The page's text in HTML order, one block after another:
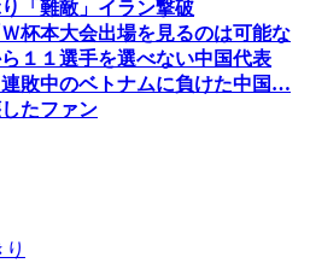
「難敵」イラン撃破
杯本大会出場を見るのは可能な
１１選手を選べない中国代表
敗中のベトナムに負けた中国…
たファン